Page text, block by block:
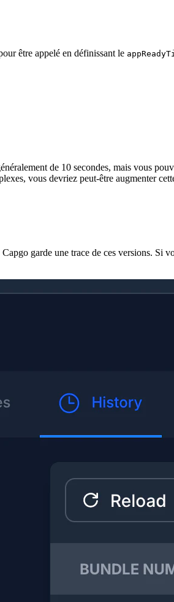
être appelé en définissant le
de 10 secondes, mais vous
vous devriez peut-être augmenter
garde une trace de ces versions. Si